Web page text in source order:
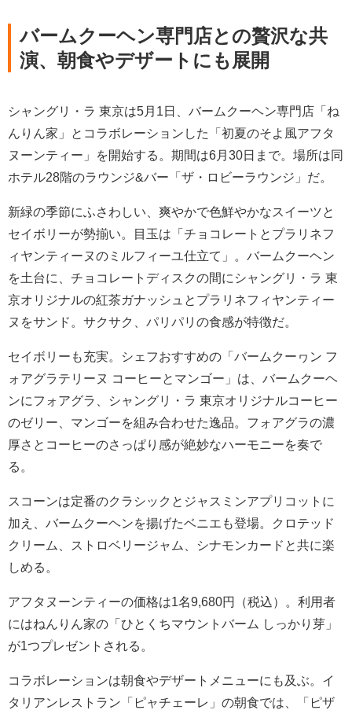
バームクーヘン専門店との贅沢な共
演、朝食やデザートにも展開
シャングリ・ラ 東京は5月1日、バームクーヘン専門店「ね
んりん家」とコラボレーションした「初夏のそよ風アフタ
ヌーンティー」を開始する。期間は6月30日まで。場所は同
ホテル28階のラウンジ&バー「ザ・ロビーラウンジ」だ。
新緑の季節にふさわしい、爽やかで色鮮やかなスイーツと
セイボリーが勢揃い。目玉は「チョコレートとプラリネフ
ィヤンティーヌのミルフィーユ仕立て」。バームクーヘン
を土台に、チョコレートディスクの間にシャングリ・ラ 東
京オリジナルの紅茶ガナッシュとプラリネフィヤンティー
ヌをサンド。サクサク、パリパリの食感が特徴だ。
セイボリーも充実。シェフおすすめの「バームクーヮン フ
ォアグラテリーヌ コーヒーとマンゴー」は、バームクーヘ
ンにフォアグラ、シャングリ・ラ 東京オリジナルコーヒー
のゼリー、マンゴーを組み合わせた逸品。フォアグラの濃
厚さとコーヒーのさっぱり感が絶妙なハーモニーを奏で
る。
スコーンは定番のクラシックとジャスミンアプリコットに
加え、バームクーヘンを揚げたベニエも登場。クロテッド
クリーム、ストロベリージャム、シナモンカードと共に楽
しめる。
アフタヌーンティーの価格は1名9,680円（税込）。利用者
にはねんりん家の「ひとくちマウントバーム しっかり芽」
が1つプレゼントされる。
コラボレーションは朝食やデザートメニューにも及ぶ。イ
タリアンレストラン「ピャチェーレ」の朝食では、「ピザ